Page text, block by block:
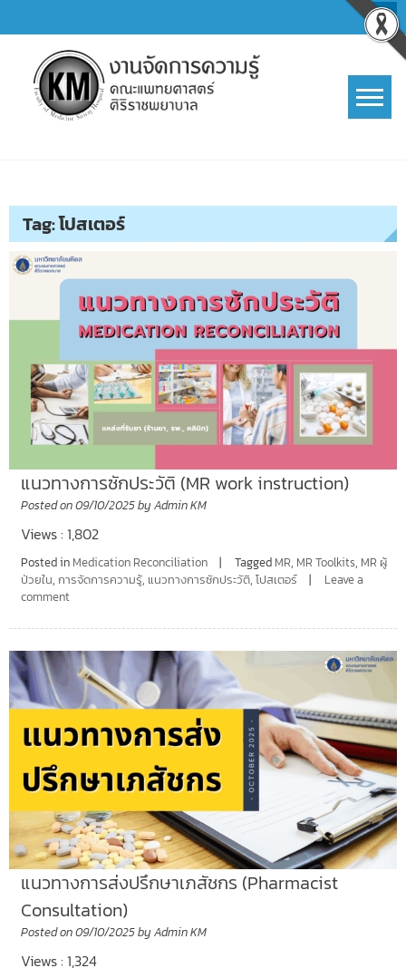
to
content
Tag:โปสเตอร์
แนวทางการซักประวัติ (MR work instruction)
Posted on09/10/2025by Admin KM
Views : 1,802
Posted in Medication Reconciliation Tagged MR, MR Toolkits, MR ผู้
ป่วยใน, การจัดการความรู้, แนวทางการซักประวัติ, โปสเตอร์
Leave a
comment
แนวทางการส่งปรึกษาเภสัชกร (Pharmacist
Consultation)
Posted on09/10/2025by Admin KM
Views : 1,324